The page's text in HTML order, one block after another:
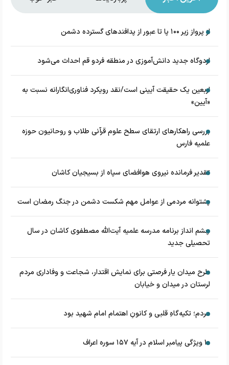
از پرواز زیر ۱۰۰ پا تا عبور از پدافند‌های گسترده دشمن
اردوگاه جدید دانش‌آموزی در منطقه فردو قم احداث می‌شود
اربعین یک حقیقت آیینی است/نقد رویکرد فناوری‌انگارانه نسبت به
«آیین»
بررسی راهکارهای ارتقای سطح علوم قرآنی طلاب و روحانیون حوزه
علمیه فارس
تقدیر فرمانده نیروی هوافضای سپاه از بسیجیان کاشان
پشتوانه مردمی از عوامل مهم شکست دشمن در جنگ رمضان است
چشم‌ انداز برنامه مدرسه علمیه آیت‌الله مصطفوی کاشان در سال
تحصیلی جدید
طرح میدان یار فرصتی برای نمایش اقتدار، شجاعت و وفاداری مردم
لرستان در میدان و خیابان
مردم؛ تکیه‌گاهِ قلبی و کانونِ اهتمام امام شهید بود
۱۰ ویژگی پیامبر اسلام در آیه ۱۵۷ سوره اعراف